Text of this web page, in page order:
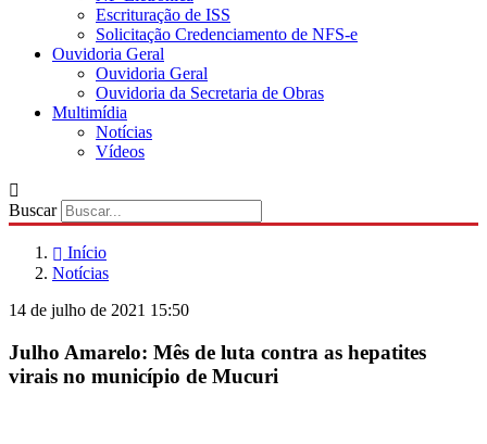
Escrituração de ISS
Solicitação Credenciamento de NFS-e
Ouvidoria Geral
Ouvidoria Geral
Ouvidoria da Secretaria de Obras
Multimídia
Notícias
Vídeos
Buscar
Início
Notícias
14 de julho de 2021 15:50
Julho Amarelo: Mês de luta contra as hepatites
virais no município de Mucuri